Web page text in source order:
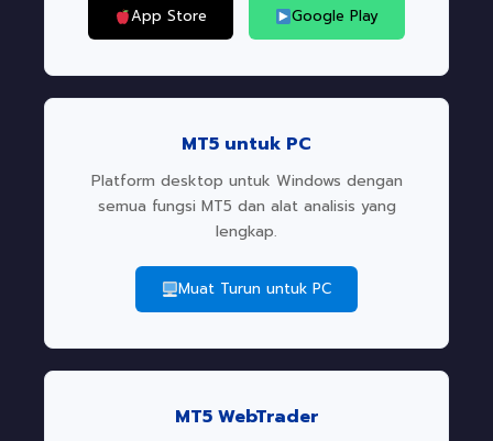
App Store Google Play
MT5 untuk PC
Platform desktop untuk Windows dengan
semua fungsi MT5 dan alat analisis yang
lengkap.
Muat Turun untuk PC
MT5 WebTrader